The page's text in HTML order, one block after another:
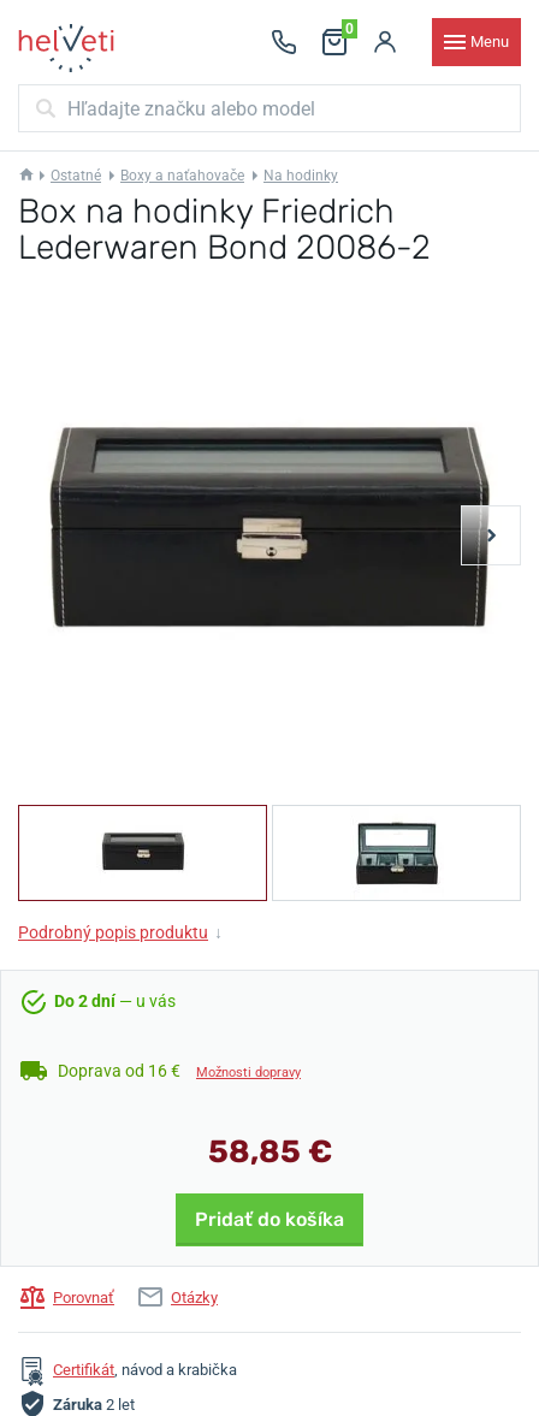
0
Menu
Ostatné Boxy a naťahovače Na hodinky
Box na hodinky Friedrich
Lederwaren Bond 20086-2
Podrobný popis produktu ↓
Do 2 dní— u vás
Doprava od 16 € Možnosti dopravy
58,85 €
Pridať do košíka
Porovnať Otázky
Certifikát, návod a krabička
Záruka 2 let